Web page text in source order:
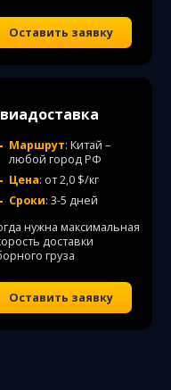
Оставить заявку
Маршрут: Китай –
любой город РФ
Цена: от 2,0 $/кг
Сроки: 3-5 дней
нужна максимальная
доставки
груза
Оставить заявку